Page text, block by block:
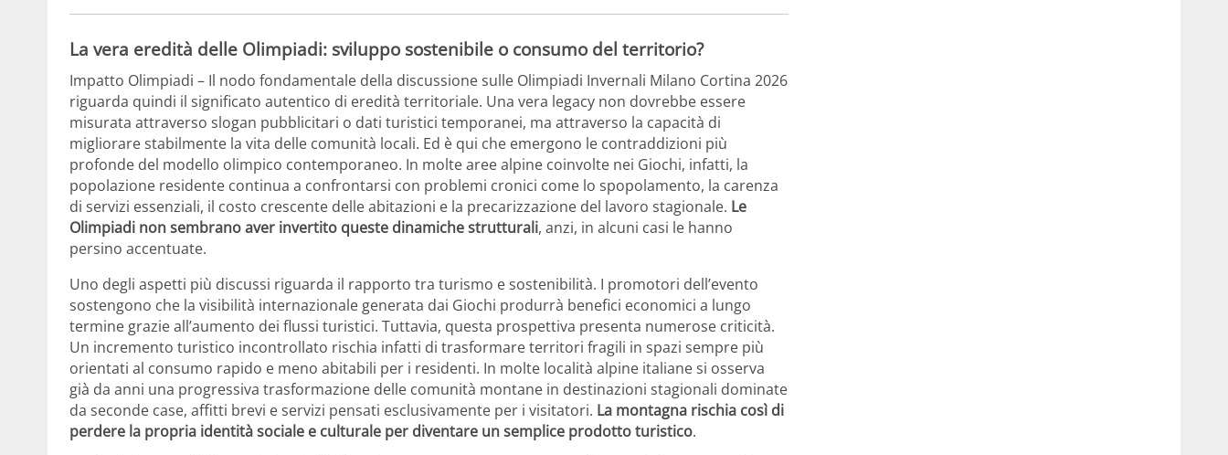
La vera eredità delle Olimpiadi: sviluppo sostenibile o consumo del territorio?
Impatto Olimpiadi – Il nodo fondamentale della discussione sulle Olimpiadi Invernali Milano Cortina 2026
riguarda quindi il significato autentico di eredità territoriale. Una vera legacy non dovrebbe essere
misurata attraverso slogan pubblicitari o dati turistici temporanei, ma attraverso la capacità di
migliorare stabilmente la vita delle comunità locali. Ed è qui che emergono le contraddizioni più
profonde del modello olimpico contemporaneo. In molte aree alpine coinvolte nei Giochi, infatti, la
popolazione residente continua a confrontarsi con problemi cronici come lo spopolamento, la carenza
di servizi essenziali, il costo crescente delle abitazioni e la precarizzazione del lavoro stagionale. Le
Olimpiadi non sembrano aver invertito queste dinamiche strutturali, anzi, in alcuni casi le hanno
persino accentuate.
Uno degli aspetti più discussi riguarda il rapporto tra turismo e sostenibilità. I promotori dell’evento
sostengono che la visibilità internazionale generata dai Giochi produrrà benefici economici a lungo
termine grazie all’aumento dei flussi turistici. Tuttavia, questa prospettiva presenta numerose criticità.
Un incremento turistico incontrollato rischia infatti di trasformare territori fragili in spazi sempre più
orientati al consumo rapido e meno abitabili per i residenti. In molte località alpine italiane si osserva
già da anni una progressiva trasformazione delle comunità montane in destinazioni stagionali dominate
da seconde case, affitti brevi e servizi pensati esclusivamente per i visitatori. La montagna rischia così di
perdere la propria identità sociale e culturale per diventare un semplice prodotto turistico.